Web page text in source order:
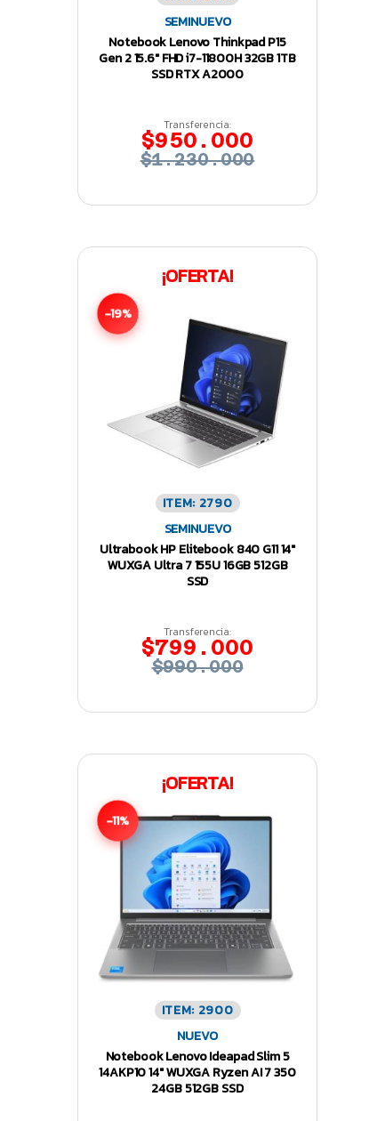
SEMINUEVO
Notebook Lenovo Thinkpad P15
Gen 2 15.6″ FHD i7-11800H 32GB 1TB
SSD RTX A2000
Transferencia:
$950.000
$1.230.000
¡OFERTA!
-19%
ITEM: 2790
SEMINUEVO
Ultrabook HP Elitebook 840 G11 14″
WUXGA Ultra 7 155U 16GB 512GB
SSD
Transferencia:
$799.000
$990.000
¡OFERTA!
-11%
ITEM: 2900
NUEVO
Notebook Lenovo Ideapad Slim 5
14AKP10 14″ WUXGA Ryzen AI 7 350
24GB 512GB SSD